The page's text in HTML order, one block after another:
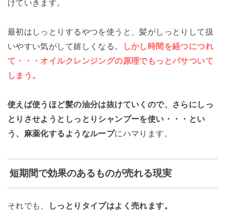
けていきます。
最初はしっとりするやつを使うと、髪がしっとりして扱
いやすい気がして嬉しくなる。
しかし時間を経つにつれ
て・・・オイルクレンジングの原理でもっとパサついて
しまう。
使えば使うほど髪の油分は抜けていくので、さらにしっ
とりさせようとしっとりシャンプーを使い・・・とい
う、麻薬化するようなループにハマります。
短期間で効果のあるものが売れる現実
それでも、 しっとりタイプはよく売れます。